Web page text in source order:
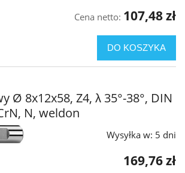
Cena netto: 107,48 zł
DO KOSZYKA
Ø 8x12x58, Z4, λ 35°-38°, DIN
N, weldon
Wysyłka w: 5 dni
169,76 zł